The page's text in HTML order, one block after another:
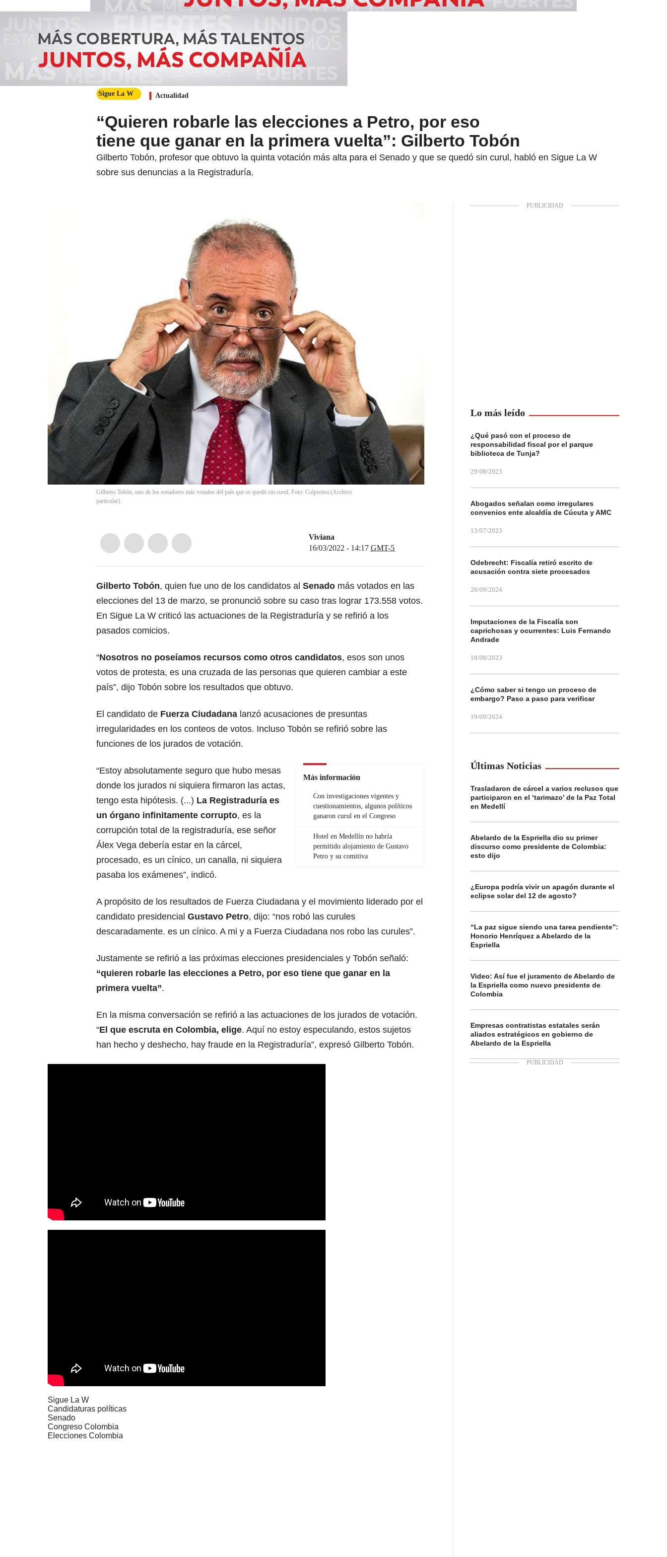
Sigue La W Actualidad
“Quieren robarle las elecciones a Petro, por eso
tiene que ganar en la primera vuelta”: Gilberto Tobón
Gilberto Tobón, profesor que obtuvo la quinta votación más alta para el Senado y que se quedó sin curul, habló en Sigue La W
sobre sus denuncias a la Registraduría.
Gilberto Tobón, uno de los senadores más votados del país que se quedó sin curul. Foto: Colprensa (Archivo
particular).
Viviana
16/03/2022 - 14:17 GMT-5
Gilberto Tobón, quien fue uno de los candidatos al Senado más votados en las
elecciones del 13 de marzo, se pronunció sobre su caso tras lograr 173.558 votos.
En Sigue La W criticó las actuaciones de la Registraduría y se refirió a los
pasados comicios.
“Nosotros no poseíamos recursos como otros candidatos, esos son unos
votos de protesta, es una cruzada de las personas que quieren cambiar a este
país”, dijo Tobón sobre los resultados que obtuvo.
El candidato de Fuerza Ciudadana lanzó acusaciones de presuntas
irregularidades en los conteos de votos. Incluso Tobón se refirió sobre las
funciones de los jurados de votación.
Más información
Con investigaciones vigentes y
cuestionamientos, algunos políticos
ganaron curul en el Congreso
Hotel en Medellín no habría
permitido alojamiento de Gustavo
Petro y su comitiva
“Estoy absolutamente seguro que hubo mesas
donde los jurados ni siquiera firmaron las actas,
tengo esta hipótesis. (...) La Registraduría es
un órgano infinitamente corrupto, es la
corrupción total de la registraduría, ese señor
Álex Vega debería estar en la cárcel,
procesado, es un cínico, un canalla, ni siquiera
pasaba los exámenes”, indicó.
A propósito de los resultados de Fuerza Ciudadana y el movimiento liderado por el
candidato presidencial Gustavo Petro, dijo: “nos robó las curules
descaradamente. es un cínico. A mi y a Fuerza Ciudadana nos robo las curules”.
Justamente se refirió a las próximas elecciones presidenciales y Tobón señaló:
“quieren robarle las elecciones a Petro, por eso tiene que ganar en la
primera vuelta”.
En la misma conversación se refirió a las actuaciones de los jurados de votación.
“El que escruta en Colombia, elige. Aquí no estoy especulando, estos sujetos
han hecho y deshecho, hay fraude en la Registraduría”, expresó Gilberto Tobón.
Sigue La W
Candidaturas políticas
Senado
Congreso Colombia
Elecciones Colombia
Lo más leído
¿Qué pasó con el proceso de
responsabilidad fiscal por el parque
biblioteca de Tunja?
29/08/2023
Abogados señalan como irregulares
convenios ente alcaldía de Cúcuta y AMC
13/07/2023
Odebrecht: Fiscalía retiró escrito de
acusación contra siete procesados
26/09/2024
Imputaciones de la Fiscalía son
caprichosas y ocurrentes: Luis Fernando
Andrade
18/08/2023
¿Cómo saber si tengo un proceso de
embargo? Paso a paso para verificar
19/09/2024
Últimas Noticias
Trasladaron de cárcel a varios reclusos que
participaron en el ‘tarimazo’ de la Paz Total
en Medellí
Abelardo de la Espriella dio su primer
discurso como presidente de Colombia:
esto dijo
¿Europa podría vivir un apagón durante el
eclipse solar del 12 de agosto?
“La paz sigue siendo una tarea pendiente”:
Honorio Henríquez a Abelardo de la
Espriella
Video: Así fue el juramento de Abelardo de
la Espriella como nuevo presidente de
Colombia
Empresas contratistas estatales serán
aliados estratégicos en gobierno de
Abelardo de la Espriella